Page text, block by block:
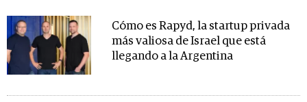
Cómo es Rapyd, la startup privada
más valiosa de Israel que está
llegando a la Argentina